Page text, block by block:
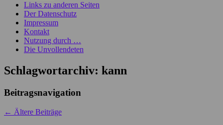
Links zu anderen Seiten
Der Datenschutz
Impressum
Kontakt
Nutzung durch …
Die Unvollendeten
Schlagwortarchiv: kann
Beitragsnavigation
← Ältere Beiträge